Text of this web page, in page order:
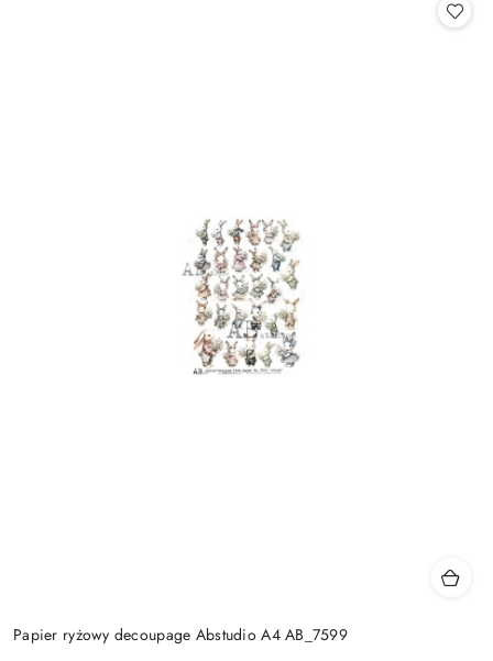
Papier ryżowy decoupage Abstudio A4 AB_7599